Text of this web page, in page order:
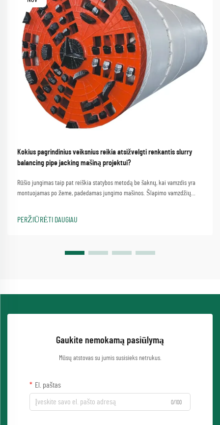
Kokius pagrindinius veiksnius reikia atsižvelgti renkantis slurry
balancing pipe jacking mašiną projektui?
Rūšio jungimas taip pat reiškia statybos metodą be šaknų, kai vamzdis yra
montuojamas po žeme, padedamas jungimo mašinos. Šlapimo vamzdžių
sutrikimus, ir yra didelis naudojamas progr...
PERŽIŪRĖTI DAUGIAU
Gaukite nemokamą pasiūlymą
Mūsų atstovas su jumis susisieks netrukus.
El. paštas
0/100